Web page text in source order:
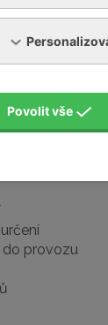
do provozu
Povolit vše